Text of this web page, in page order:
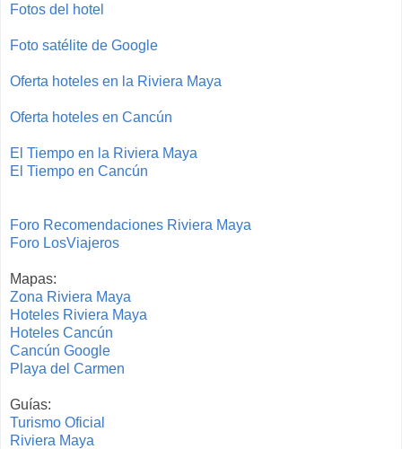
Fotos del hotel
Foto satélite de Google
Oferta hoteles en la Riviera Maya
Oferta hoteles en Cancún
El Tiempo en la Riviera Maya
El Tiempo en Cancún
Foro Recomendaciones Riviera Maya
Foro LosViajeros
Mapas:
Zona Riviera Maya
Hoteles Riviera Maya
Hoteles Cancún
Cancún Google
Playa del Carmen
Guías:
Turismo Oficial
Riviera Maya